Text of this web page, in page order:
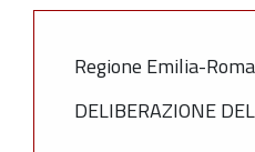
Regione Emilia-
DELIBERAZIONE